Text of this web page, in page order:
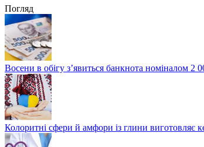
Погляд
Восени в обігу з’явиться банкнота номіналом 2
Колоритні сфери й амфори із глини виготовляє